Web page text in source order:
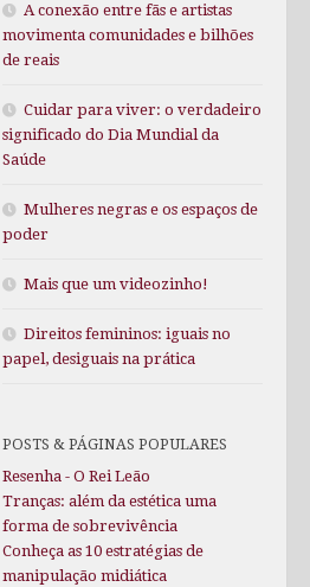
A conexão entre fãs e artistas
movimenta comunidades e bilhões
de reais
Cuidar para viver: o verdadeiro
significado do Dia Mundial da
Saúde
Mulheres negras e os espaços de
poder
Mais que um videozinho!
Direitos femininos: iguais no
papel, desiguais na prática
POSTS & PÁGINAS POPULARES
Resenha - O Rei Leão
Tranças: além da estética uma
forma de sobrevivência
Conheça as 10 estratégias de
manipulação midiática